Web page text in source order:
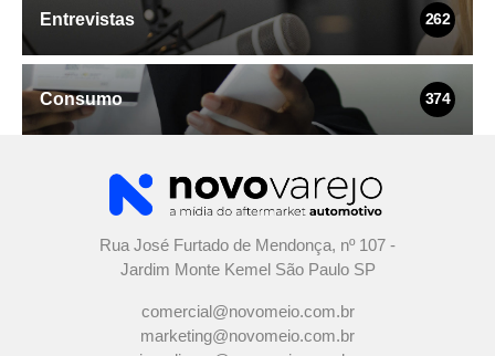
Entrevistas 262
Consumo 374
Rua José Furtado de Mendonça, nº 107 -
Jardim Monte Kemel São Paulo SP
comercial@novomeio.com.br
marketing@novomeio.com.br